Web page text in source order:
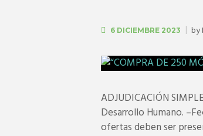
6 DICIEMBRE 2023 by
ADJUDICACIÓN
Desarrollo Humano.
ofertas deben ser